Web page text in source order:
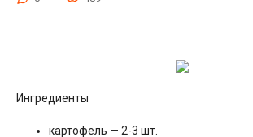
Ингредиенты
картофель — 2-3 шт.